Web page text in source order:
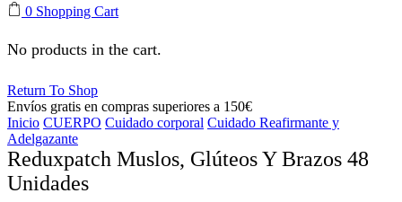
0 Shopping Cart
No products in the cart.
Return To Shop
Envíos gratis en compras superiores a 150€
Inicio CUERPO Cuidado corporal Cuidado Reafirmante y
Adelgazante
Reduxpatch Muslos, Glúteos Y Brazos 48
Unidades